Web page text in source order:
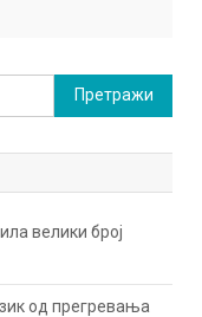
Претрага
за:
велики број
од прегревања